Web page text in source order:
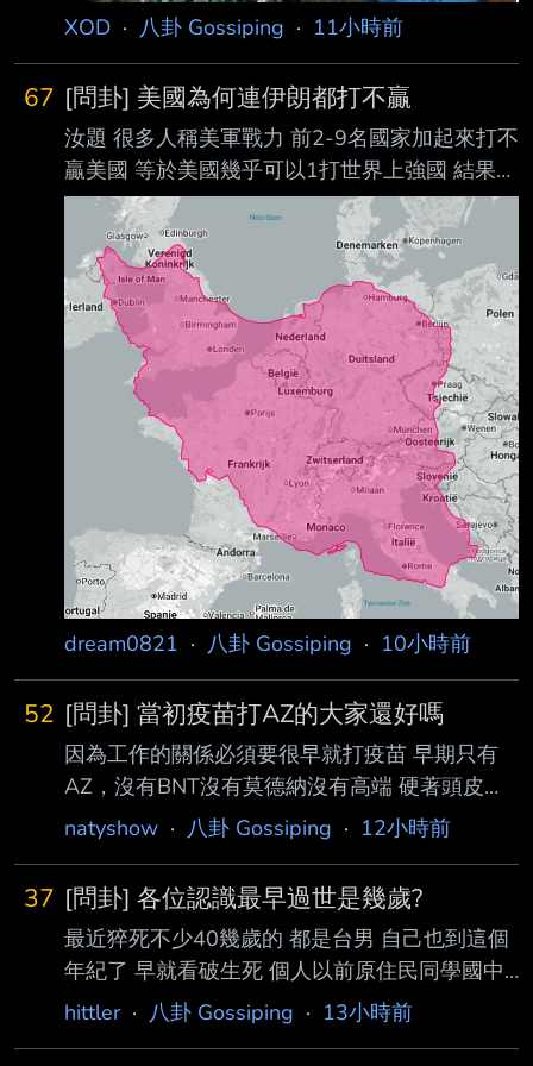
XOD · 八卦 Gossiping · 11小時前
67 [問卦] 美國為何連伊朗都打不贏
汝題 很多人稱美軍戰力 前2-9名國家加起來打不
贏美國 等於美國幾乎可以1打世界上強國 結果碰
到個伊朗就原形畢露 光封鎖海峽 美國經濟就快
被搞垮一半 所以說什麼美軍可以1打10 根本是
笑話吧 只要全世界各國封鎖你美國經濟 你再強
有何用 沒飯吃一樣要死 --
dream0821 · 八卦 Gossiping · 10小時前
52 [問卦] 當初疫苗打AZ的大家還好嗎
因為工作的關係必須要很早就打疫苗 早期只有
AZ，沒有BNT沒有莫德納沒有高端 硬著頭皮也
要去打兩劑 不久後得了兩次顏面神經失調 (不曉
的疫苗 不知道是因禍得福還是塞翁失馬 後面也
沒有補打其他品牌 也曾經確診但也康復了沒事
當初打AZ的大家，如今還好嗎 -- 買賣股票時 小
朋友一定不能在現場 因為.....買賣股票會有交割 -
-
natyshow · 八卦 Gossiping · 12小時前
37 [問卦] 各位認識最早過世是幾歲?
最近猝死不少40幾歲的 都是台男 自己也到這個
年紀了 早就看破生死 個人以前原住民同學國中
時車禍死掉 大學同學20歲血癌併發肺炎走掉 我
hittler· 八卦 Gossiping · 13小時前